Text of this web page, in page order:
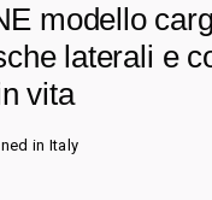
modello
laterali e
vita
in Italy